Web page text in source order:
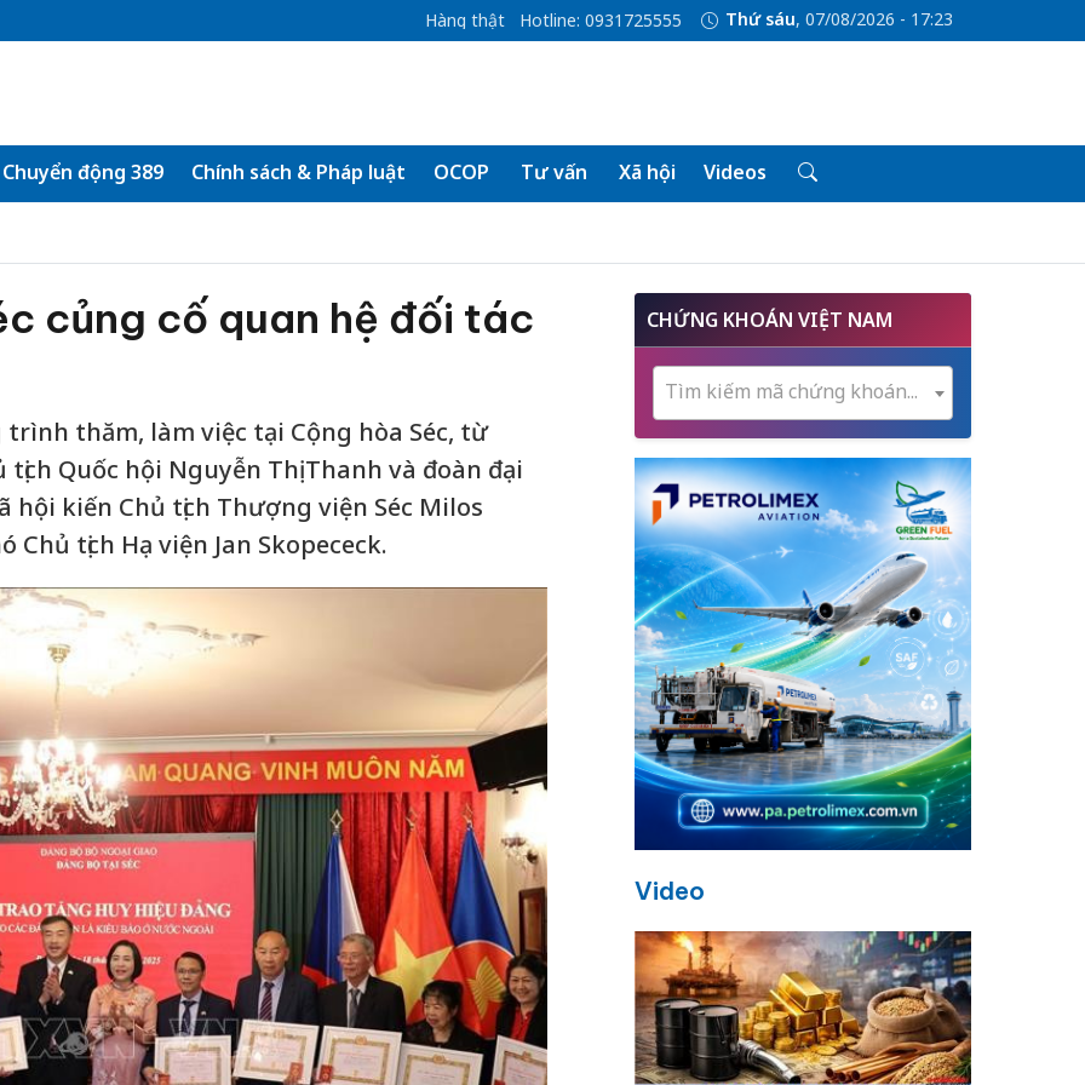
Hàng thật Hotline: 0931725555 Thứ sáu, 07/08/2026 - 17:23
Chuyển động 389 Chính sách & Pháp luật OCOP Tư vấn Xã hội Videos
củng cố quan hệ đối tác
thăm, làm việc tại Cộng hòa Séc, từ
tịch Quốc hội Nguyễn Thị Thanh và đoàn đại
hội kiến Chủ tịch Thượng viện Séc Milos
tịch Hạ viện Jan Skopececk.
CHỨNG KHOÁN VIỆT NAM
Tìm kiếm mã chứng khoán...
Video